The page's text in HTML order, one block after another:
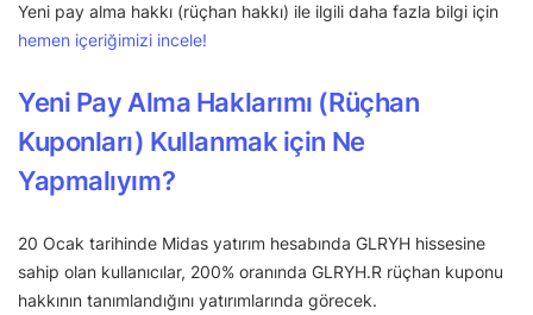
Yeni pay alma hakkı (rüçhan hakkı) ile ilgili daha fazla bilgi için
hemen içeriğimizi incele!
Yeni Pay Alma Haklarımı (Rüçhan
Kuponları) Kullanmak için Ne
Yapmalıyım?
20 Ocak tarihinde Midas yatırım hesabında GLRYH hissesine
sahip olan kullanıcılar, 200% oranında GLRYH.R rüçhan kuponu
hakkının tanımlandığını yatırımlarında görecek.